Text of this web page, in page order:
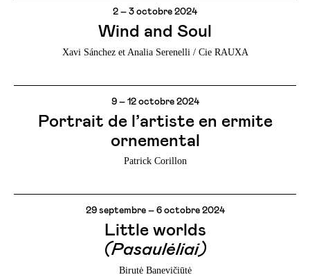
2 – 3 octobre 2024
Wind and Soul
Xavi Sánchez et Analia Serenelli / Cie RAUXA
9 – 12 octobre 2024
Portrait de l’artiste en ermite
ornemental
Patrick Corillon
29 septembre – 6 octobre 2024
Little worlds
(Pasaulėliai)
Birutė Banevičiūtė